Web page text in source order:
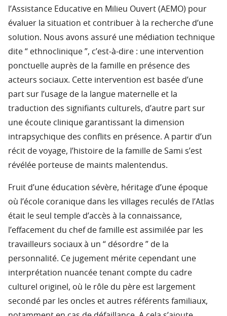
l’Assistance Educative en Milieu Ouvert (AEMO) pour
évaluer la situation et contribuer à la recherche d’une
solution. Nous avons assuré une médiation technique
dite “ ethnoclinique ”, c’est-à-dire : une intervention
ponctuelle auprès de la famille en présence des
acteurs sociaux. Cette intervention est basée d’une
part sur l’usage de la langue maternelle et la
traduction des signifiants culturels, d’autre part sur
une écoute clinique garantissant la dimension
intrapsychique des conflits en présence. A partir d’un
récit de voyage, l’histoire de la famille de Sami s’est
révélée porteuse de maints malentendus.
Fruit d’une éducation sévère, héritage d’une époque
où l’école coranique dans les villages reculés de l’Atlas
était le seul temple d’accès à la connaissance,
l’effacement du chef de famille est assimilée par les
travailleurs sociaux à un “ désordre ” de la
personnalité. Ce jugement mérite cependant une
interprétation nuancée tenant compte du cadre
culturel originel, où le rôle du père est largement
secondé par les oncles et autres référents familiaux,